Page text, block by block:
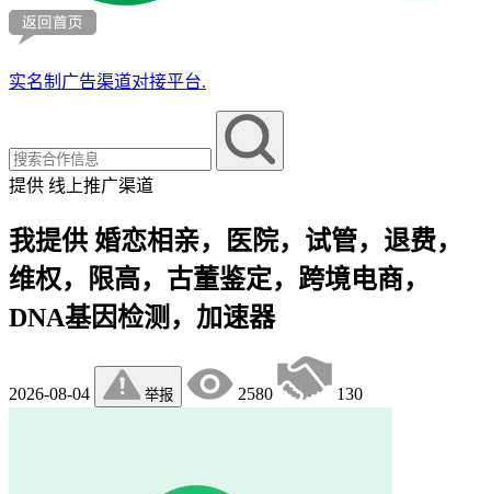
实名制广告渠道对接平台.
提供 线上推广渠道
我提供 婚恋相亲，医院，试管，退费，
维权，限高，古董鉴定，跨境电商，
DNA基因检测，加速器
2026-08-04 举报 2580 130